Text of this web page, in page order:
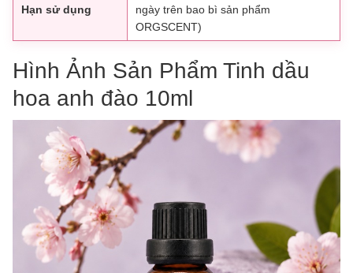
Hạn sử dụng
ngày trên bao bì sản phẩm
ORGSCENT)
Hình Ảnh Sản Phẩm Tinh dầu
hoa anh đào 10ml